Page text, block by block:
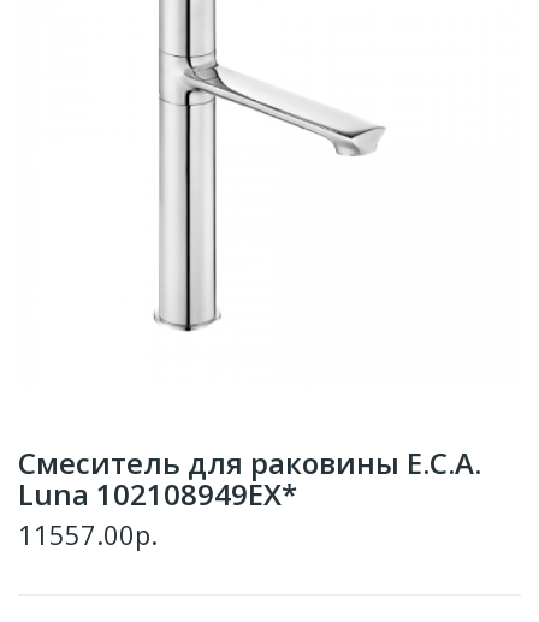
Смеситель для раковины E.C.A.
Luna 102108949EX*
11557.00р.